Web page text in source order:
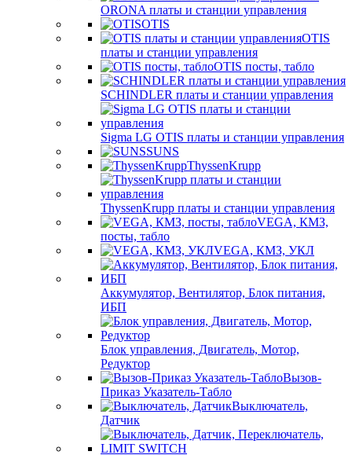
ORONA платы и станции управления
OTIS
OTIS
платы и станции управления
OTIS посты, табло
SCHINDLER платы и станции управления
Sigma LG OTIS платы и станции управления
SUNS
ThyssenKrupp
ThyssenKrupp платы и станции управления
VEGА, КМЗ,
посты, табло
VEGА, КМЗ, УКЛ
Аккумулятор, Вентилятор, Блок питания,
ИБП
Блок управления, Двигатель, Мотор,
Редуктор
Вызов-
Приказ Указатель-Табло
Выключатель,
Датчик